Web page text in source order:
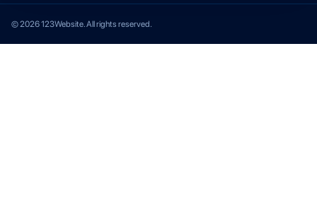
© 2026 123Website. All rights reserved.